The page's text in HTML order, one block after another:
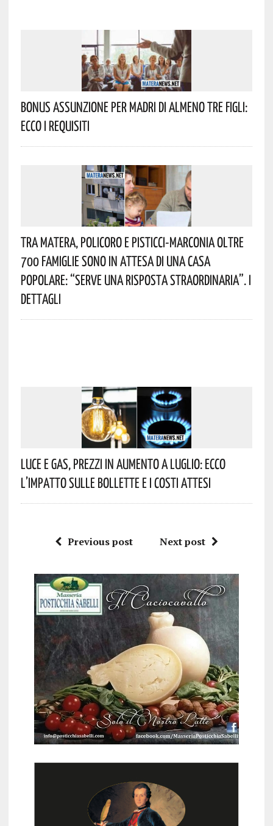
Bonus Assunzione Per Madri Di Almeno Tre Figli:
Ecco I Requisiti
Tra Matera, Policoro E Pisticci-Marconia Oltre
700 Famiglie Sono In Attesa Di Una Casa
Popolare: “serve Una Risposta Straordinaria”. I
Dettagli
Luce E Gas, Prezzi In Aumento A Luglio: Ecco
L’impatto Sulle Bollette E I Costi Attesi
Previous post Next post